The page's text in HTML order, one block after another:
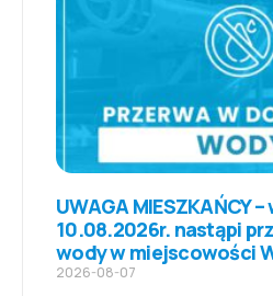
UWAGA MIESZKAŃCY
10.08.2026r. nastąpi
wody w miejscowości
2026-08-07